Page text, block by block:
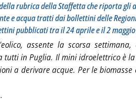
rubrica della Staffetta che riporta gli
e acqua tratti dai bollettini delle
pubblicati tra il 24 aprile e il 2 maggio
assente la scorsa
tutti in Puglia. Il mini idroelettrico è
a derivare acque. Per le